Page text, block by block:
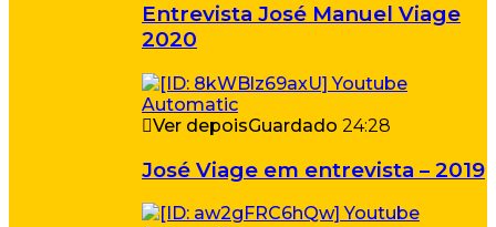
Entrevista José Manuel Viage
2020
Ver depoisGuardado 24:28
José Viage em entrevista – 2019